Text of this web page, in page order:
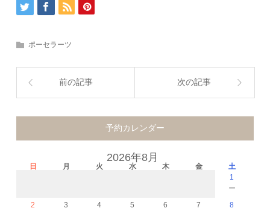
ポーセラーツ
前の記事 次の記事
予約カレンダー
2026年8月
日 月 火 水 木 金
土
1
－
2 3 4 5 6 7 8